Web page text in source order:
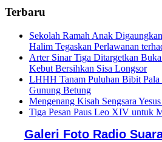
Terbaru
Sekolah Ramah Anak
Halim Tegaskan Perlawanan
Arter Sinar Tiga Ditargetkan
Kebut Bersihkan Sisa Longsor
LHHH Tanam Puluhan Bibit
Gunung Betung
Mengenang Kisah Sengsara
Tiga Pesan Paus Leo XIV untuk
Galeri Foto Radio